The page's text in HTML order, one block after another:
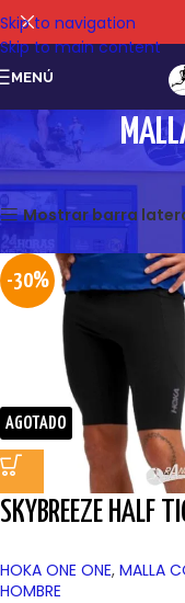
Skip to navigation
Skip to main content
MENÚ
Mostrando los 4
Mostrar barra
-30%
AGOTADO
SKYBREEZE HALF
HOKA ONE ONE, MALLA
HOMBRE